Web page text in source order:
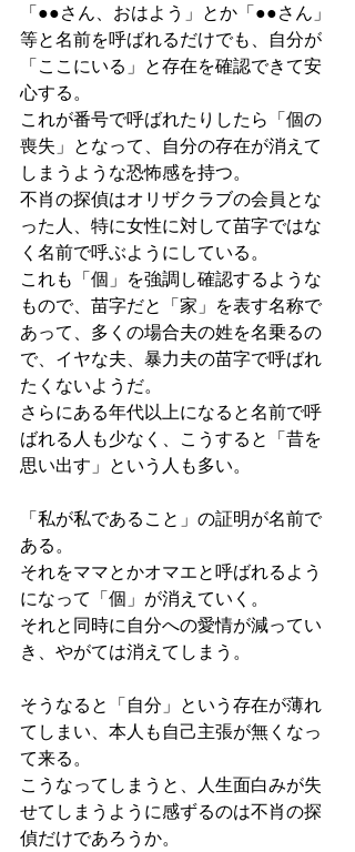
「●●さん、おはよう」とか「●●さん」
等と名前を呼ばれるだけでも、自分が
「ここにいる」と存在を確認できて安
心する。
これが番号で呼ばれたりしたら「個の
喪失」となって、自分の存在が消えて
しまうような恐怖感を持つ。
不肖の探偵はオリザクラブの会員とな
った人、特に女性に対して苗字ではな
く名前で呼ぶようにしている。
これも「個」を強調し確認するような
もので、苗字だと「家」を表す名称で
あって、多くの場合夫の姓を名乗るの
で、イヤな夫、暴力夫の苗字で呼ばれ
たくないようだ。
さらにある年代以上になると名前で呼
ばれる人も少なく、こうすると「昔を
思い出す」という人も多い。
「私が私であること」の証明が名前で
ある。
それをママとかオマエと呼ばれるよう
になって「個」が消えていく。
それと同時に自分への愛情が減ってい
き、やがては消えてしまう。
そうなると「自分」という存在が薄れ
てしまい、本人も自己主張が無くなっ
て来る。
こうなってしまうと、人生面白みが失
せてしまうように感ずるのは不肖の探
偵だけであろうか。